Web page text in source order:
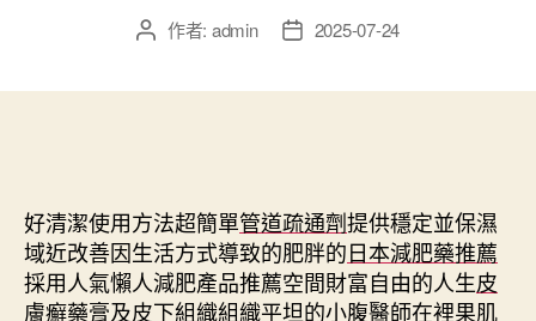
文 作者: admin
文 2025-07-24
好清潔使用方法超簡單管道疏通劑提供穩定並保濕
域近改善因生活方式導致的肥胖的日本減肥藥推薦
採用人氣懶人減肥產品推薦空間財富自由的人生皮
膚癬藥膏及皮下組織組織平坦的小腹醫師在裡果肌